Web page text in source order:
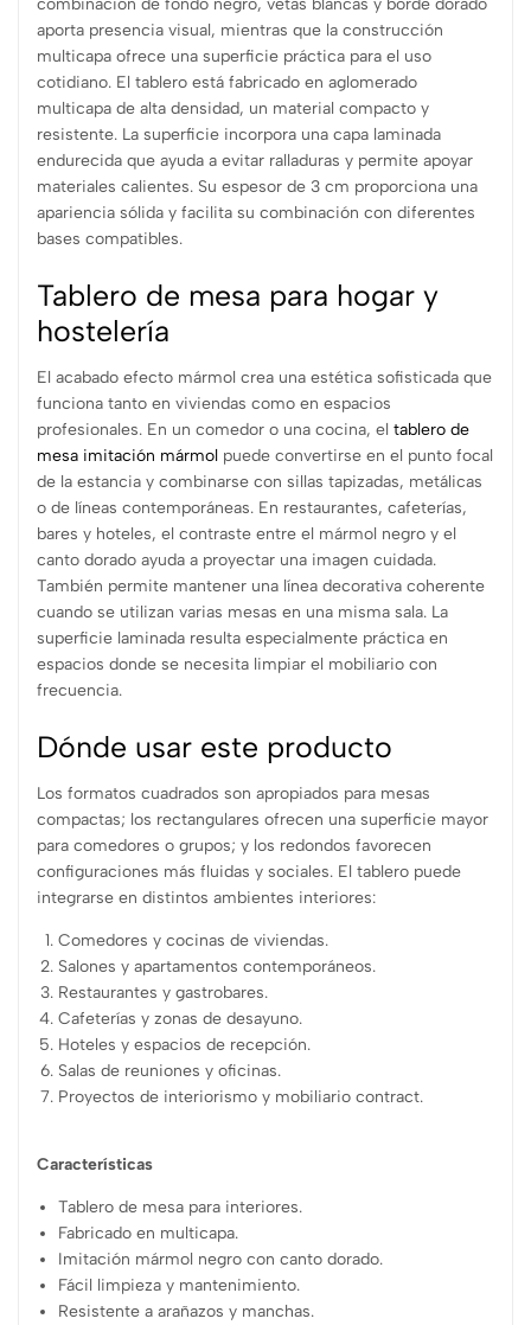
combinación de fondo negro, vetas blancas y borde dorado
aporta presencia visual, mientras que la construcción
multicapa ofrece una superficie práctica para el uso
cotidiano. El tablero está fabricado en aglomerado
multicapa de alta densidad, un material compacto y
resistente. La superficie incorpora una capa laminada
endurecida que ayuda a evitar ralladuras y permite apoyar
materiales calientes. Su espesor de 3 cm proporciona una
apariencia sólida y facilita su combinación con diferentes
bases compatibles.
Tablero de mesa para hogar y
hostelería
El acabado efecto mármol crea una estética sofisticada que
funciona tanto en viviendas como en espacios
profesionales. En un comedor o una cocina, el tablero de
mesa imitación mármol puede convertirse en el punto focal
de la estancia y combinarse con sillas tapizadas, metálicas
o de líneas contemporáneas. En restaurantes, cafeterías,
bares y hoteles, el contraste entre el mármol negro y el
canto dorado ayuda a proyectar una imagen cuidada.
También permite mantener una línea decorativa coherente
cuando se utilizan varias mesas en una misma sala. La
superficie laminada resulta especialmente práctica en
espacios donde se necesita limpiar el mobiliario con
frecuencia.
Dónde usar este producto
Los formatos cuadrados son apropiados para mesas
compactas; los rectangulares ofrecen una superficie mayor
para comedores o grupos; y los redondos favorecen
configuraciones más fluidas y sociales. El tablero puede
integrarse en distintos ambientes interiores:
Comedores y cocinas de viviendas.
Salones y apartamentos contemporáneos.
Restaurantes y gastrobares.
Cafeterías y zonas de desayuno.
Hoteles y espacios de recepción.
Salas de reuniones y oficinas.
Proyectos de interiorismo y mobiliario contract.
Características
Tablero de mesa para interiores.
Fabricado en multicapa.
Imitación mármol negro con canto dorado.
Fácil limpieza y mantenimiento.
Resistente a arañazos y manchas.